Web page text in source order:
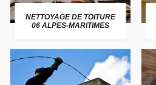
NETTOYAGE DE TOITURE
06 ALPES-MARITIMES